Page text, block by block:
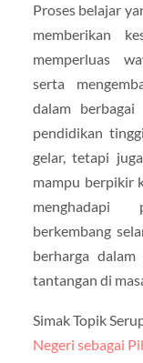
Proses belajar
memberikan
memperluas
serta
dalam
pendidikan
gelar, tetapi
mampu berpikir
menghadapi
berkembang
berharga
tantangan di
Simak Topik
Negeri sebagai